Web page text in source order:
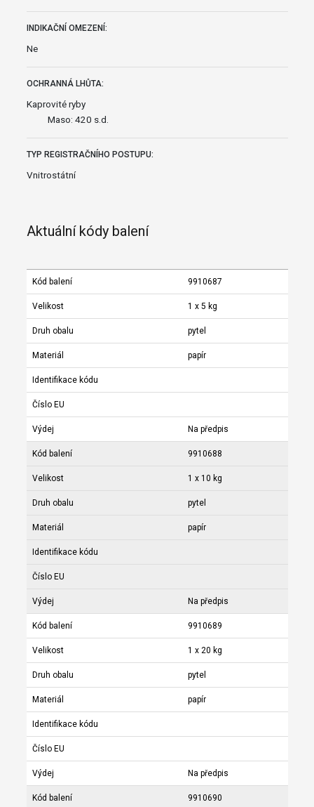
INDIKAČNÍ OMEZENÍ:
Ne
OCHRANNÁ LHŮTA:
Kaprovité ryby
Maso: 420 s.d.
TYP REGISTRAČNÍHO POSTUPU:
Vnitrostátní
Aktuální kódy balení
Kód balení 9910687
Velikost 1 x 5 kg
Druh obalu pytel
Materiál papír
Identifikace kódu
Číslo EU
Výdej Na předpis
Kód balení 9910688
Velikost 1 x 10 kg
Druh obalu pytel
Materiál papír
Identifikace kódu
Číslo EU
Výdej Na předpis
Kód balení 9910689
Velikost 1 x 20 kg
Druh obalu pytel
Materiál papír
Identifikace kódu
Číslo EU
Výdej Na předpis
Kód balení 9910690